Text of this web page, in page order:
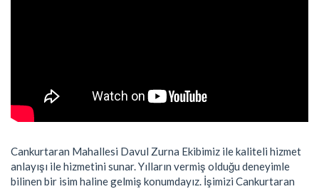
Cankurtaran Mahallesi Davul Zurna Ekibimiz ile kaliteli hizmet
anlayışı ile hizmetini sunar. Yılların vermiş olduğu deneyimle
bilinen bir isim haline gelmiş konumdayız. İşimizi Cankurtaran